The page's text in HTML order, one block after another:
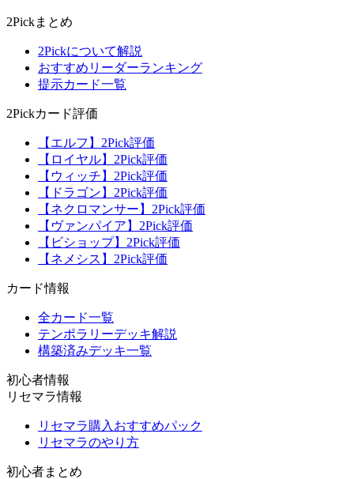
2Pickまとめ
2Pickについて解説
おすすめリーダーランキング
提示カード一覧
2Pickカード評価
【エルフ】2Pick評価
【ロイヤル】2Pick評価
【ウィッチ】2Pick評価
【ドラゴン】2Pick評価
【ネクロマンサー】2Pick評価
【ヴァンパイア】2Pick評価
【ビショップ】2Pick評価
【ネメシス】2Pick評価
カード情報
全カード一覧
テンポラリーデッキ解説
構築済みデッキ一覧
初心者情報
リセマラ情報
リセマラ購入おすすめパック
リセマラのやり方
初心者まとめ